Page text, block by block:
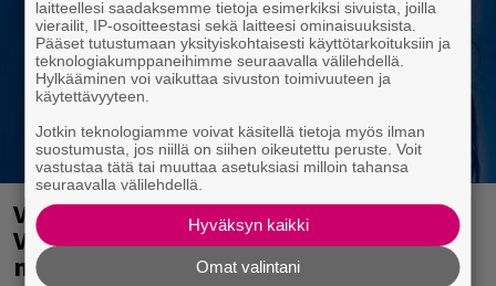
Valtava Yle 100 vuotta -tapahtuma
Veikkaus Arenalla syyskuussa – muista
myös metalliklassikot-konsertti
laitteellesi saadaksemme tietoja esimerkiksi sivuista, joilla
vierailit, IP-osoitteestasi sekä laitteesi ominaisuuksista.
Pääset tutustumaan yksityiskohtaisesti käyttötarkoituksiin ja
teknologiakumppaneihimme seuraavalla välilehdellä.
Hylkääminen voi vaikuttaa sivuston toimivuuteen ja
käytettävyyteen.
Jotkin teknologiamme voivat käsitellä tietoja myös ilman
suostumusta, jos niillä on siihen oikeutettu peruste. Voit
vastustaa tätä tai muuttaa asetuksiasi milloin tahansa
seuraavalla välilehdellä.
Hyväksyn kaikki
Omat valintani